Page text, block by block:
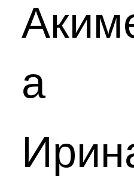
а